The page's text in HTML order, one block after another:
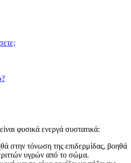
φυσικά ενεργά συστατικά:
στην τόνωση της επιδερμίδας, βοηθά
υγρών από το σώμα.